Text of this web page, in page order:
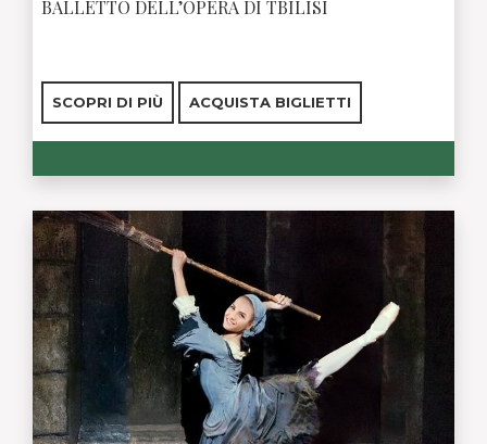
BALLETTO DELL’OPERA DI TBILISI
SCOPRI DI PIÙ ACQUISTA BIGLIETTI